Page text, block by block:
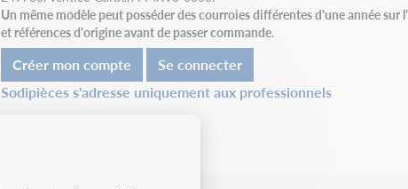
Un même modèle peut posséder des courroies différentes d'une année sur
et références d'origine avant de passer commande.
Créer mon compte
Se connecter
Sodipièces s'adresse uniquement aux professionnels